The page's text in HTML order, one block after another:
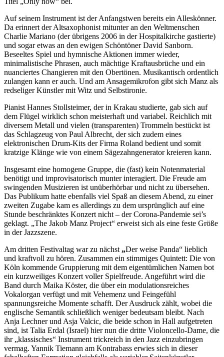
Auf seinem Instrument ist der Anfangstwen bereits ein Alleskönner.
Da erinnert der Altsaxophonist mitunter an den Weltmenschen
Charlie Mariano (der übrigens 2006 in der Hospitalkirche gastierte)
und sogar etwas an den ewigen Schöntöner David Sanborn.
Beseeltes Spiel und hymnische Aktionen immer wieder,
minimalistische Phrasen, auch mächtige Kraftausbrüche und ein
nuanciertes Changieren mit den Obertönen. Musikantisch ordentlich
zulangen kann er auch. Und am Ansagemikrofon gibt sich Manz als
redseliger Künstler mit Witz und Selbstironie.
Pianist Hannes Stollsteimer, der in Krakau studierte, gab sich auf
dem Flügel wirklich schon meisterhaft und variabel. Reichlich mit
diversem Metall und vielen (transparenten) Trommeln bestückt ist
das Schlagzeug von Paul Albrecht, der sich zudem eines
elektronischen Drum-Kits der Firma Roland bedient und somit
kratzige Klänge wie von einem Sägezahngenerator kreieren kann.
Insgesamt eine homogene Gruppe, die (fast) kein Notenmaterial
benötigt und improvisatorisch munter interagiert. Die Freude am
swingenden Musizieren ist unüberhörbar und nicht zu übersehen.
Das Publikum hatte ebenfalls viel Spaß an diesem Abend, zu einer
zweiten Zugabe kam es allerdings zu dem ursprünglich auf eine
Stunde beschränktes Konzert nicht – der Corona-Pandemie sei’s
geklagt. „The Jakob Manz Project“ erweist sich als eine feste Größe
in der Jazzszene.
Am dritten Festivaltag war zu nächst „Der weise Panda“ lieblich
und kraftvoll zu hören. Zusammen ein stimmiges Quintett: Die von
Köln kommende Gruppierung mit dem eigentümlichen Namen bot
ein kurzweiliges Konzert voller Spielfreude. Angeführt wird die
Band durch Maika Köster, die über ein modulationsreiches
Vokalorgan verfügt und mit Vehemenz und Feingefühl
spannungsreiche Momente schafft. Der Ausdruck zählt, wobei die
englische Semantik schließlich weniger bedeutsam bleibt. Nach
Anja Lechner und Asja Valcic, die beide schon in Hall aufgetreten
sind, ist Talia Erdal (Israel) hier nun die dritte Violoncello-Dame, die
ihr „klassisches“ Instrument trickreich in den Jazz einzubringen
vermag. Yannik Tiemann am Kontrabass erwies sich in dieser